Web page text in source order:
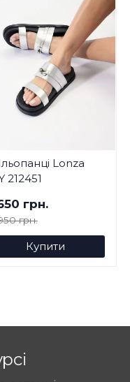
Lonza
212451
грн.
грн.
Купити